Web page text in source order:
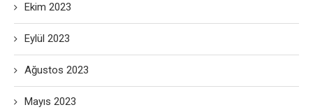
Ekim 2023
Eylül 2023
Ağustos 2023
Mayıs 2023